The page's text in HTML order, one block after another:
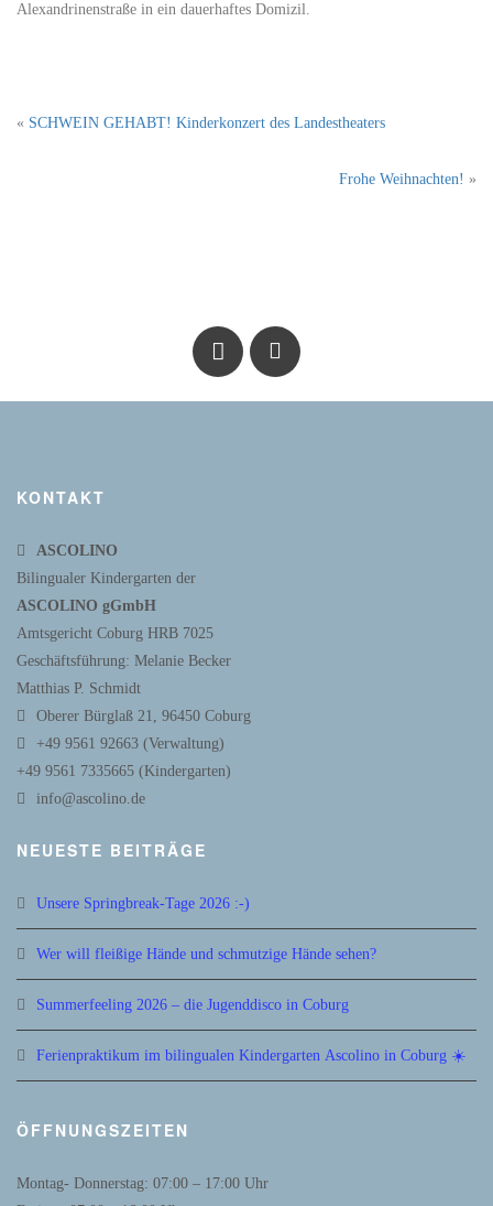
Alexandrinenstraße in ein dauerhaftes Domizil.
« SCHWEIN GEHABT! Kinderkonzert des Landestheaters
Frohe Weihnachten! »
KONTAKT
ASCOLINO
Bilingualer Kindergarten der
ASCOLINO gGmbH
Amtsgericht Coburg HRB 7025
Geschäftsführung: Melanie Becker
Matthias P. Schmidt
Oberer Bürglaß 21, 96450 Coburg
+49 9561 92663 (Verwaltung)
+49 9561 7335665 (Kindergarten)
info@ascolino.de
NEUESTE BEITRÄGE
Unsere Springbreak-Tage 2026 :-)
Wer will fleißige Hände und schmutzige Hände sehen?
Summerfeeling 2026 – die Jugenddisco in Coburg
Ferienpraktikum im bilingualen Kindergarten Ascolino in Coburg ☀️
ÖFFNUNGSZEITEN
Montag- Donnerstag: 07:00 – 17:00 Uhr